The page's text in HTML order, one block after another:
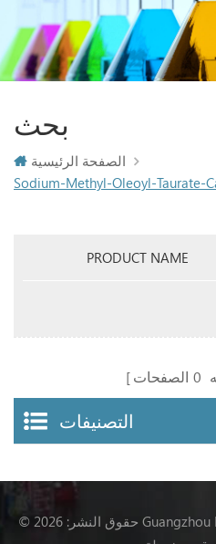
بحث
الصفحة الرئيسية
Sodium-Methyl-Oleoyl-Taurate-
PRODUCT NAME
0 الصفحات
التصنيفات
© حقوق النشر: 2026 Guangzhou Probig Fine Chemical Co., Ltd